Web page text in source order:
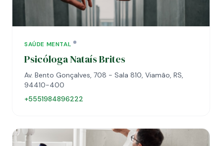
SAÚDE MENTAL
Psicóloga Nataís Brites
Av. Bento Gonçalves, 708 - Sala 810, Viamão, RS,
94410-400
+5551984896222